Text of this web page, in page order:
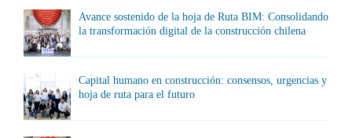
Avance sostenido de la hoja de Ruta BIM: Consolidando
la transformación digital de la construcción chilena
Capital humano en construcción: consensos, urgencias y
hoja de ruta para el futuro